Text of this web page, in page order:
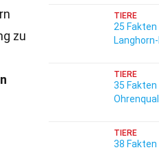
zu
TIERE
25 Fakten
TIERE
35 Fakten
TIERE
38 Fakten